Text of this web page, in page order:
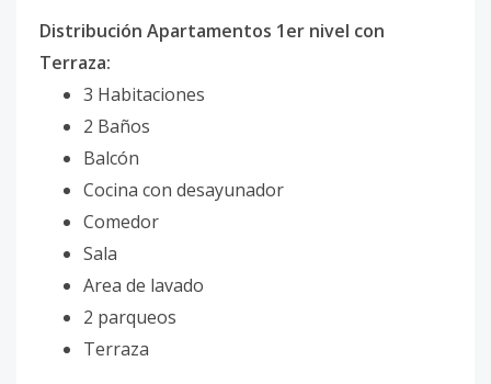
Distribución Apartamentos 1er nivel con
Terraza:
3 Habitaciones
2 Baños
Balcón
Cocina con desayunador
Comedor
Sala
Area de lavado
2 parqueos
Terraza